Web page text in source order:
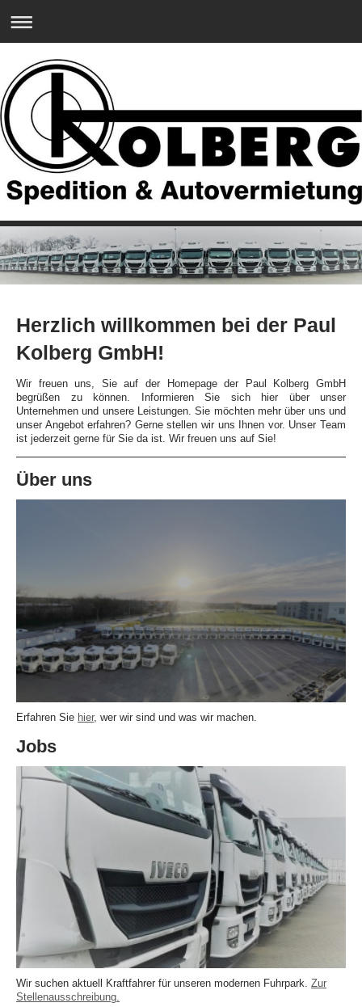
Herzlich willkommen bei der Paul
Kolberg GmbH!
Wir freuen uns, Sie auf der Homepage der Paul Kolberg GmbH
begrüßen zu können. Informieren Sie sich hier über unser
Unternehmen und unsere Leistungen. Sie möchten mehr über uns und
unser Angebot erfahren? Gerne stellen wir uns Ihnen vor. Unser Team
ist jederzeit gerne für Sie da ist. Wir freuen uns auf Sie!
Über uns
Erfahren Sie hier, wer wir sind und was wir machen.
Jobs
Wir suchen aktuell Kraftfahrer für unseren modernen Fuhrpark. Zur
Stellenausschreibung.